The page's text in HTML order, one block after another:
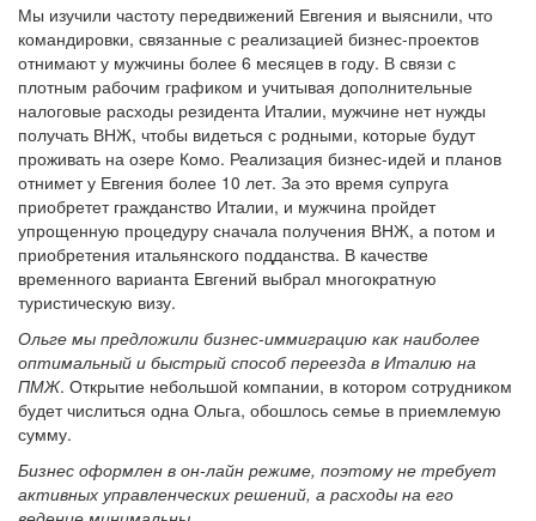
Мы изучили частоту передвижений Евгения и выяснили, что
командировки, связанные с реализацией бизнес-проектов
отнимают у мужчины более 6 месяцев в году. В связи с
плотным рабочим графиком и учитывая дополнительные
налоговые расходы резидента Италии, мужчине нет нужды
получать ВНЖ, чтобы видеться с родными, которые будут
проживать на озере Комо. Реализация бизнес-идей и планов
отнимет у Евгения более 10 лет. За это время супруга
приобретет гражданство Италии, и мужчина пройдет
упрощенную процедуру сначала получения ВНЖ, а потом и
приобретения итальянского подданства. В качестве
временного варианта Евгений выбрал многократную
туристическую визу.
Ольге мы предложили бизнес-иммиграцию как наиболее
оптимальный и быстрый способ переезда в Италию на
ПМЖ. Открытие небольшой компании, в котором сотрудником
будет числиться одна Ольга, обошлось семье в приемлемую
сумму.
Бизнес оформлен в он-лайн режиме, поэтому не требует
активных управленческих решений, а расходы на его